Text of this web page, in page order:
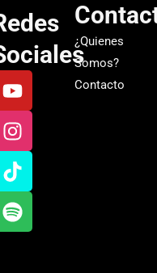
Y
o
u
t
u
b
e
I
n
s
t
a
g
r
a
T
i
k
t
o
k
S
p
o
t
i
f
y
¿Quienes
Somos?
Contacto